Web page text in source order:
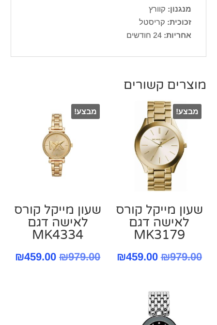
מנגנון: קוורץ
זכוכית: קריסטל
אחריות: 24 חודשים
מוצרים קשורים
מבצע!
שעון מייקל קורס
‏לאישה דגם
MK3179
₪979.00
המחיר
היה:
₪979.00.
₪459.00
המחיר
מבצע!
שעון מייקל קורס
‏לאישה דגם
MK4334
₪979.00
המחיר₪459.00